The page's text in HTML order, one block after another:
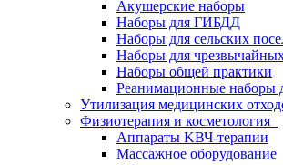
Акушерские наборы
Наборы для ГИБДД
Наборы для сельских
Наборы для
Наборы общей практики
Реанимационные наборы
Утилизация медицинских
Физиотерапия и косметология
Аппараты KВЧ-терапии
Массажное оборудование